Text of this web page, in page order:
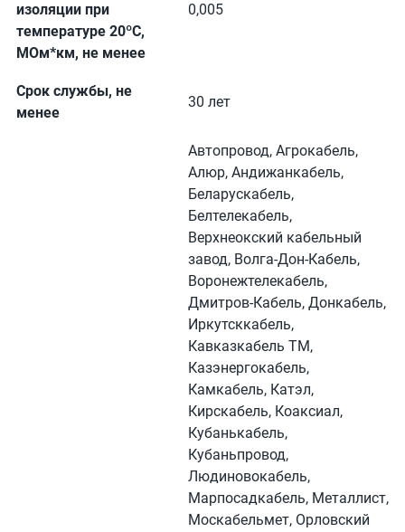
изоляции при
температуре 20ºC,
МОм*км, не менее
0,005
Срок службы, не
менее
30 лет
Автопровод, Агрокабель,
Алюр, Андижанкабель,
Беларускабель,
Белтелекабель,
Верхнеокский кабельный
завод, Волга-Дон-Кабель,
Воронежтелекабель,
Дмитров-Кабель, Донкабель,
Иркутсккабель,
Кавказкабель ТМ,
Казэнергокабель,
Камкабель, Катэл,
Кирскабель, Коаксиал,
Кубанькабель,
Кубаньпровод,
Людиновокабель,
Марпосадкабель, Металлист,
Москабельмет, Орловский